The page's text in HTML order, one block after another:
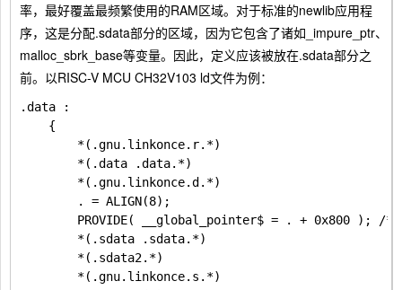
率，最好覆盖最频繁使用的RAM区域。对于标准的newlib应用程
序，这是分配.sdata部分的区域，因为它包含了诸如_impure_ptr、
malloc_sbrk_base等变量。因此，定义应该被放在.sdata部分之
前。以RISC-V MCU CH32V103 ld文件为例：
.data :